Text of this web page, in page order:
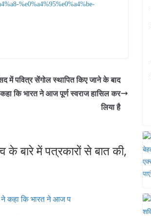
%e0%a4%95%e0%a4%be-
में पवित्र सेंगोल स्थापित किए जाने के बाद
कि भारत ने आज पूर्ण स्वराज हासिल कर
लिया है
बारे में पत्रकारों से बात की,
ने कहा कि भारत ने आज प